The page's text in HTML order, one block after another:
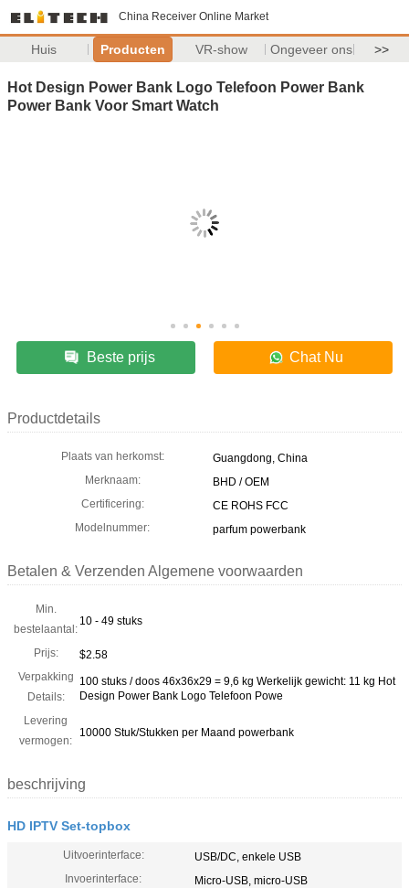
China Receiver Online Market
Huis Producten VR-show Ongeveer ons >>
Hot Design Power Bank Logo Telefoon Power Bank
Power Bank Voor Smart Watch
Beste prijs Chat Nu
Productdetails
Plaats van herkomst:
Guangdong, China
Merknaam:
BHD / OEM
Certificering:
CE ROHS FCC
Modelnummer:
parfum powerbank
Betalen & Verzenden Algemene voorwaarden
Min.
bestelaantal:
10 - 49 stuks
Prijs:
$2.58
Verpakking
Details:
100 stuks / doos 46x36x29 = 9,6 kg Werkelijk gewicht: 11 kg Hot
Design Power Bank Logo Telefoon Powe
Levering
vermogen:
10000 Stuk/Stukken per Maand powerbank
beschrijving
HD IPTV Set-topbox
Uitvoerinterface:
USB/DC, enkele USB
Invoerinterface:
Micro-USB, micro-USB